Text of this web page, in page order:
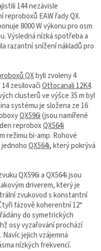
144 nezávisle
EAW řady QX.
8000 W výkonu pro osm
Výsledná nízká spotřeba a
razantní snížení nákladů pro
QXbyli zvoleny 4
zesilovačiOttocanali 12K4.
clusterů ve výšce 35 m byl
systému je složena ze 16
QX596i(jsou namířené
reproboxQX564i
režimu bi-amp. Rohové
jednohoQX564i, který pokrývá
QX596i a QX564i jsou
driverem, který je
zvukovod s konstantní
fázově koherentní 12“
do symetrických
osy vyzařování prochází
jejich vzájemná
nízkých frekvencí.